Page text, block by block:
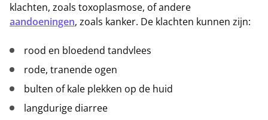
klachten, zoals toxoplasmose, of andere
aandoeningen, zoals kanker. De klachten kunnen zijn:
rood en bloedend tandvlees
rode, tranende ogen
bulten of kale plekken op de huid
langdurige diarree